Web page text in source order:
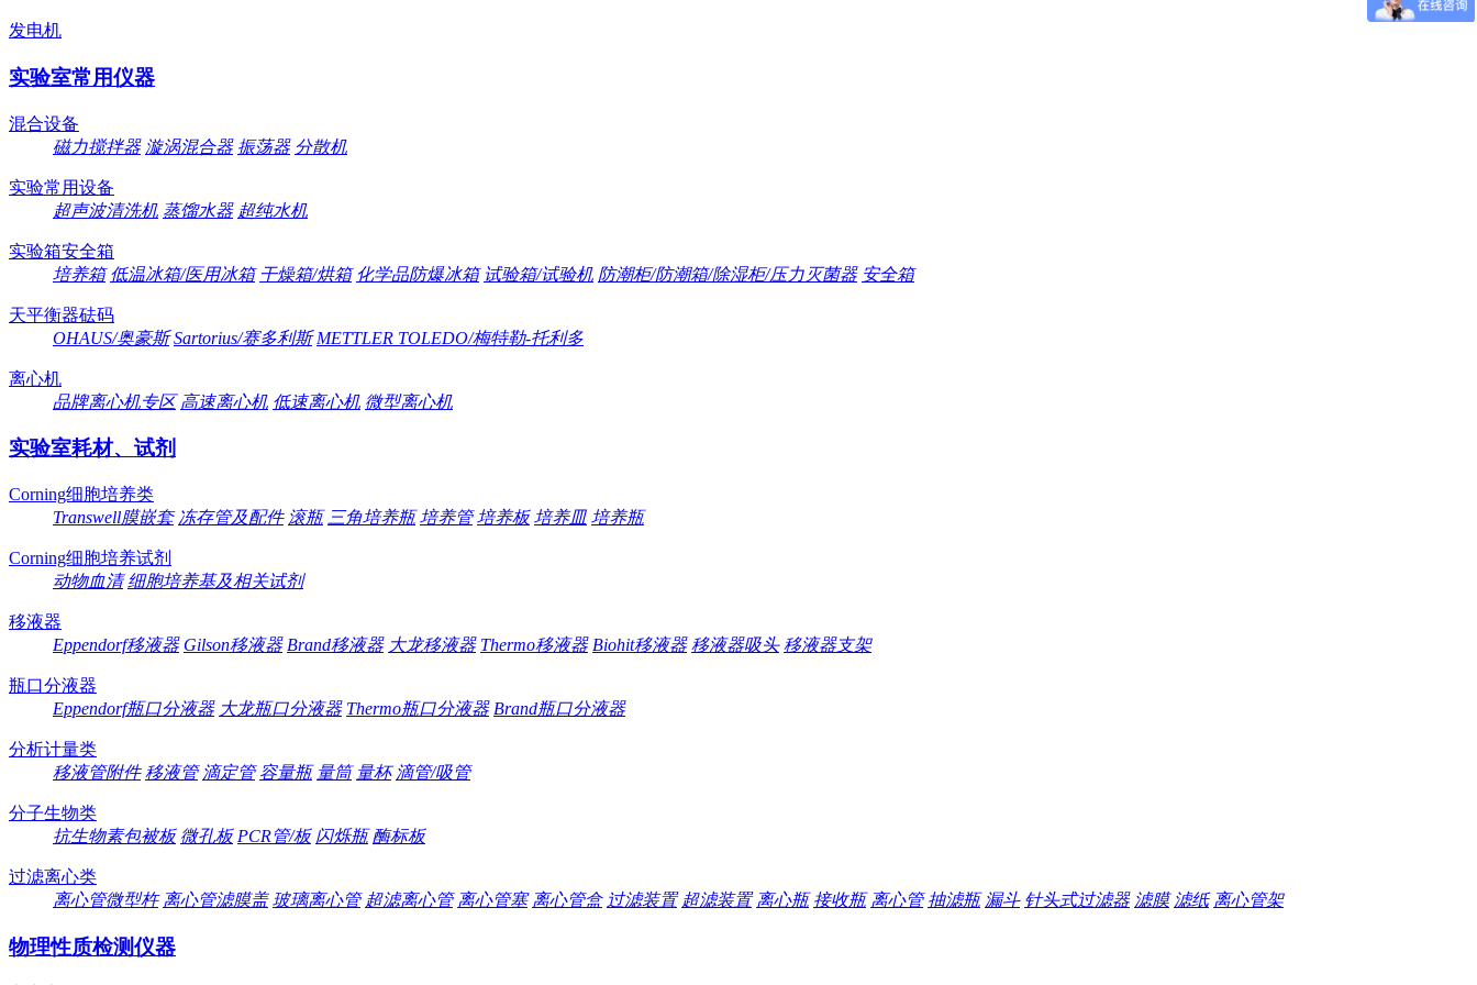
发电机
实验室常用仪器
混合设备
磁力搅拌器 漩涡混合器 振荡器 分散机
实验常用设备
超声波清洗机 蒸馏水器 超纯水机
实验箱安全箱
培养箱 低温冰箱/医用冰箱 干燥箱/烘箱 化学品防爆冰箱 试验箱/试验机 防潮柜/防潮箱/除湿柜/压力灭菌器 安全箱
天平衡器砝码
OHAUS/奥豪斯 Sartorius/赛多利斯 METTLER TOLEDO/梅特勒-托利多
离心机
品牌离心机专区 高速离心机 低速离心机 微型离心机
实验室耗材、试剂
Corning细胞培养类
Transwell膜嵌套 冻存管及配件 滚瓶 三角培养瓶 培养管 培养板 培养皿 培养瓶
Corning细胞培养试剂
动物血清 细胞培养基及相关试剂
移液器
Eppendorf移液器 Gilson移液器 Brand移液器 大龙移液器 Thermo移液器 Biohit移液器 移液器吸头 移液器支架
瓶口分液器
Eppendorf瓶口分液器 大龙瓶口分液器 Thermo瓶口分液器 Brand瓶口分液器
分析计量类
移液管附件 移液管 滴定管 容量瓶 量筒 量杯 滴管/吸管
分子生物类
抗生物素包被板 微孔板 PCR管/板 闪烁瓶 酶标板
过滤离心类
离心管微型杵 离心管滤膜盖 玻璃离心管 超滤离心管 离心管塞 离心管盒 过滤装置 超滤装置 离心瓶 接收瓶 离心管 抽滤瓶 漏斗 针头式过滤器 滤膜 滤纸 离心管架
物理性质检测仪器